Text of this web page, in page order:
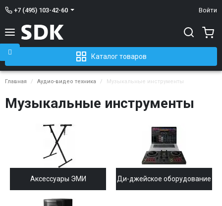
+7 (495) 103-42-60 Войти
Каталог товаров
Главная Аудио-видео техника Музыкальные инструменты
Музыкальные инструменты
Аксессуары ЭМИ Ди-джейское оборудование